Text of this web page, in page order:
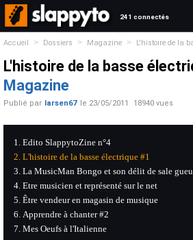
241 connectés
Accueil > Dossiers > Magazine > L'histoire de la
L'histoire de la basse
Magazine
Publié par larsen67 le 23/05/2011 18940 vues
Edito SlappytoZine n°4
L'histoire de la basse électrique #1
La MusicMan Bongo et son délit de sale
Etre musicien et représenté sur le net
Être vendeur en magasin de musique
Apprendre à chanter #2
Mes Oeufs à l'Italienne